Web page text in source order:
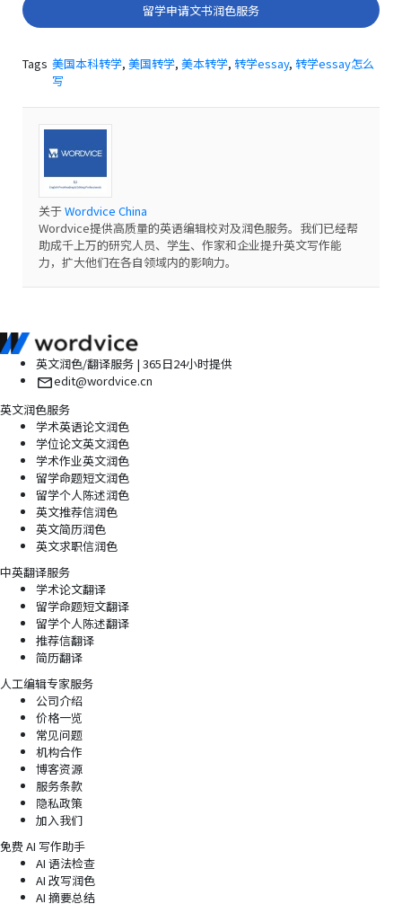
留学申请文书润色服务
Tags 美国本科转学, 美国转学, 美本转学, 转学essay, 转学essay怎么
写
关于Wordvice China
Wordvice提供高质量的英语编辑校对及润色服务。我们已经帮
助成千上万的研究人员、学生、作家和企业提升英文写作能
力，扩大他们在各自领域内的影响力。
英文润色/翻译服务 | 365日24小时提供
edit@wordvice.cn
英文润色服务
学术英语论文润色
学位论文英文润色
学术作业英文润色
留学命题短文润色
留学个人陈述润色
英文推荐信润色
英文简历润色
英文求职信润色
中英翻译服务
学术论文翻译
留学命题短文翻译
留学个人陈述翻译
推荐信翻译
简历翻译
人工编辑专家服务
公司介绍
价格一览
常见问题
机构合作
博客资源
服务条款
隐私政策
加入我们
免费 AI 写作助手
AI 语法检查
AI 改写润色
AI 摘要总结